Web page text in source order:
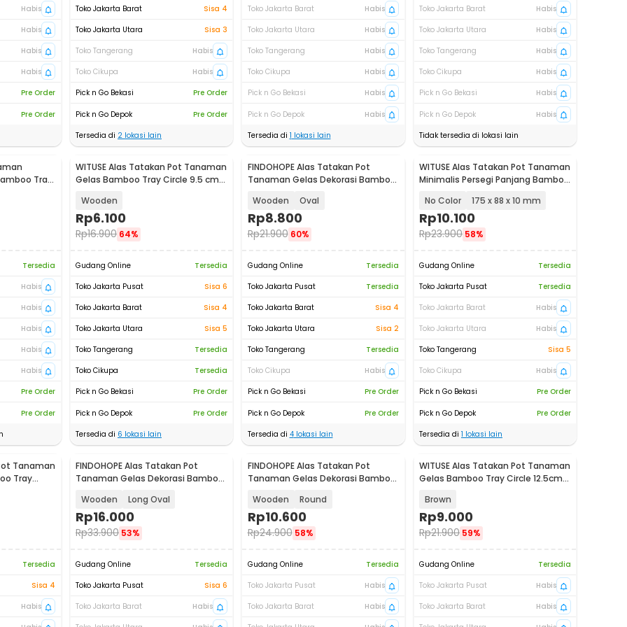
Habis
Habis
Habis
Habis
Pre Order
Pre Order
Toko Jakarta Barat
Sisa 4
Toko Jakarta Utara
Sisa 3
Toko Tangerang
Habis
Toko Cikupa
Habis
Pick n Go Bekasi
Pre Order
Pick n Go Depok
Pre Order
Tersedia di 2 lokasi lain
Toko Jakarta Barat
Habis
Toko Jakarta Utara
Habis
Toko Tangerang
Habis
Toko Cikupa
Habis
Pick n Go Bekasi
Habis
Pick n Go Depok
Habis
Tersedia di 1 lokasi lain
Toko Jakarta Barat
Habis
Toko Jakarta Utara
Habis
Toko Tangerang
Habis
Toko Cikupa
Habis
Pick n Go Bekasi
Habis
Pick n Go Depok
Habis
Tidak tersedia di lokasi lain
Tray
Tersedia
Habis
Habis
Habis
Habis
Habis
Pre Order
Pre Order
WITUSE Alas Tatakan Pot Tanaman
Gelas Bamboo Tray Circle 9.5 cm -
Wooden
Rp6.100
Rp16.900 64%
Gudang Online
Tersedia
Toko Jakarta Pusat
Sisa 6
Toko Jakarta Barat
Sisa 4
Toko Jakarta Utara
Sisa 5
Toko Tangerang
Tersedia
Toko Cikupa
Tersedia
Pick n Go Bekasi
Pre Order
Pick n Go Depok
Pre Order
Tersedia di 6 lokasi lain
FINDOHOPE Alas Tatakan Pot
Tanaman Gelas Dekorasi Bamboo
Wooden Oval
Rp8.800
Rp21.900 60%
Gudang Online
Tersedia
Toko Jakarta Pusat
Tersedia
Toko Jakarta Barat
Sisa 4
Toko Jakarta Utara
Sisa 2
Toko Tangerang
Tersedia
Toko Cikupa
Habis
Pick n Go Bekasi
Pre Order
Pick n Go Depok
Pre Order
Tersedia di 4lokasi lain
WITUSE Alas Tatakan Pot Tanaman
Minimalis Persegi Panjang Bamboo
No Color 175 x 88 x 10 mm
Rp10.100
Rp23.900 58%
Gudang Online
Tersedia
Toko Jakarta Pusat
Tersedia
Toko Jakarta Barat
Habis
Toko Jakarta Utara
Habis
Toko Tangerang
Sisa 5
Toko Cikupa
Habis
Pick n Go Bekasi
Pre Order
Pick n Go Depok
Pre Order
Tersedia di 1 lokasi lain
Tanaman
Tray
Tersedia
Sisa 4
Habis
FINDOHOPE Alas Tatakan Pot
Tanaman Gelas Dekorasi Bamboo
Wooden Long Oval
Rp16.000
Rp33.900 53%
Gudang Online
Tersedia
Toko Jakarta Pusat
Sisa 6
Toko Jakarta Barat
Habis
FINDOHOPE Alas Tatakan Pot
Tanaman Gelas Dekorasi Bamboo
Wooden Round
Rp10.600
Rp24.900 58%
Gudang Online
Tersedia
Toko Jakarta Pusat
Habis
Toko Jakarta Barat
Habis
WITUSE Alas Tatakan Pot Tanaman
Gelas Bamboo Tray Circle 12.5cm 1
Brown
Rp9.000
Rp21.900 59%
Gudang Online
Tersedia
Toko Jakarta Pusat
Habis
Toko Jakarta Barat
Habis